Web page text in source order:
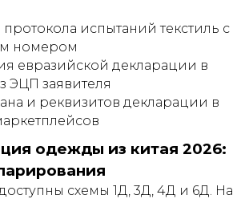
испытаний текстиль с
номером
евразийской декларации в
ЭЦП заявителя
и реквизитов декларации в
одежды из китая 2026:
схемы 1Д, 3Д, 4Д и 6Д. На